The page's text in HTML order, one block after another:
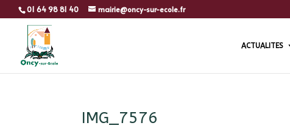
01 64 98 81 40 mairie@oncy-sur-ecole.fr
ACTUALITES
IMG_7576